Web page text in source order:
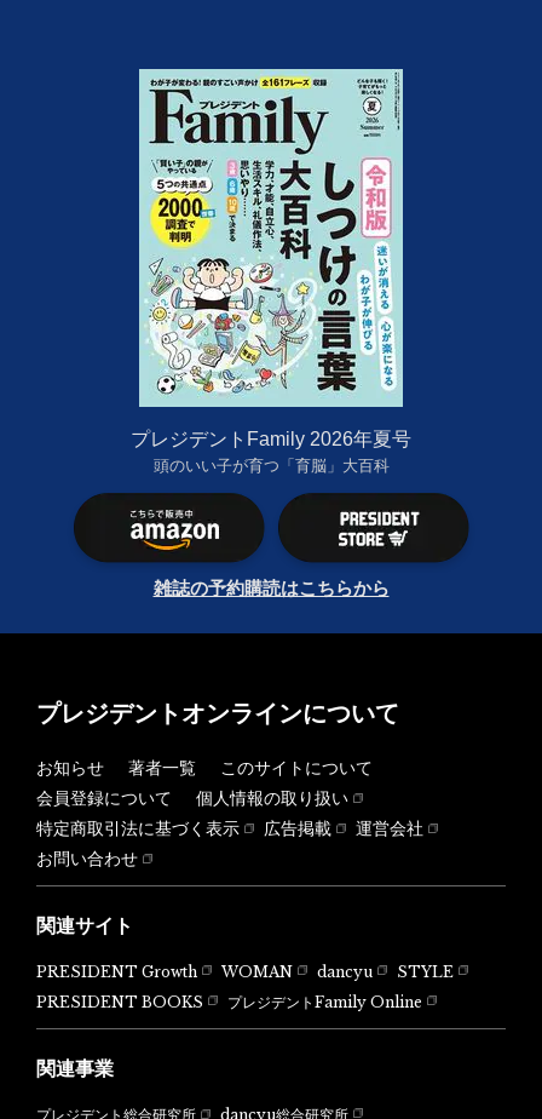
プレジデントFamily 2026年夏号
頭のいい子が育つ「育脳」大百科
雑誌の予約購読はこちらから
プレジデントオンラインについて
お知らせ 著者一覧
このサイトについて
会員登録について
個人情報の取り扱い
特定商取引法に基づく表示
広告掲載
運営会社
お問い合わせ
関連サイト
PRESIDENT Growth WOMAN dancyu
STYLE
PRESIDENT BOOKS
プレジデントFamily Online
関連事業
プレジデント総合研究所 dancyu総合研究所